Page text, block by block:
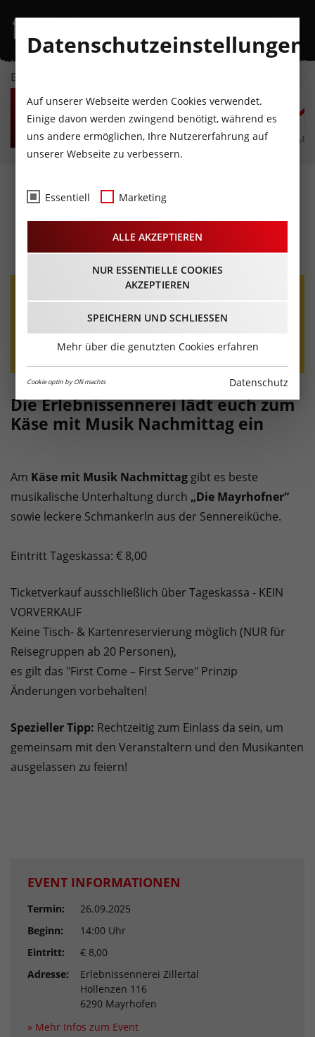
EVENTKALENDER
FR
7
AUGUST
SA
8
AUGUST
SO
9
AUGUST
MO
10
AUGUST
DI
11
AUGUST
Käse mit Musik - Die
Mayrhofner
26.09.2025 - Beginn 14:00 Uhr
Die Erlebnissennerei lädt euch zum
Käse mit Musik Nachmittag ein
Am Käse mit Musik Nachmittag gibt es beste
musikalische Unterhaltung durch „Die Mayrhofner“
sowie leckere Schmankerln aus der Sennereiküche.
Eintritt Tageskassa: € 8,00
Ticketverkauf ausschließlich über Tageskassa - KEIN
VORVERKAUF
Keine Tisch- & Kartenreservierung möglich (NUR für
Reisegruppen ab 20 Personen),
es gilt das "First Come – First Serve" Prinzip
Änderungen vorbehalten!
Spezieller Tipp: Rechtzeitig zum Einlass da sein, um
gemeinsam mit den Veranstaltern und den Musikanten
ausgelassen zu feiern!
EVENT INFORMATIONEN
Termin:
26.09.2025
Beginn:
14:00 Uhr
Eintritt:
€ 8,00
Adresse:
Erlebnissennerei Zillertal
Hollenzen 116
6290 Mayrhofen
» Mehr Infos zum Event
Datenschutzeinstellungen
Auf unserer Webseite werden Cookies verwendet.
Einige davon werden zwingend benötigt, während es
uns andere ermöglichen, Ihre Nutzererfahrung auf
unserer Webseite zu verbessern.
Essentiell Marketing
ALLE AKZEPTIEREN
NUR ESSENTIELLE COOKIES
AKZEPTIEREN
SPEICHERN UND SCHLIESSEN
Mehr über die genutzten Cookies erfahren
Cookie optin by Olli machts Datenschutz